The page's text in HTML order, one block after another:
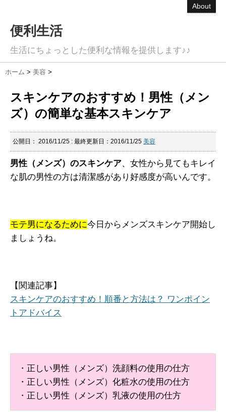
About
便利生活
生活にちょっとした便利な情報を提供します♪♪
ホーム > 美容 >
スキンケアのおすすめ！男性（メン
ズ）の簡単な基本スキンケア
公開日： 2016/11/25 : 最終更新日：2016/11/25 美容
男性（メンズ）のスキンケア、女性から見てもキレイ
な肌の男性の方は清潔感があり好感度が高いんです。
モテ男になるために今日からメンズスキンケア開始し
ましょうね。
【関連記事】
スキンケアのおすすめ！順番と方法は？ ワンポイン
トアドバイス
・正しい男性（メンズ）洗顔料の使用の仕方
・正しい男性（メンズ）化粧水の使用の仕方
・正しい男性（メンズ）乳液の使用の仕方